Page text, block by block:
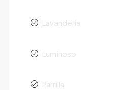
Lavandería
Luminoso
Parrilla